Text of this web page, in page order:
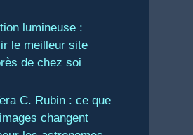
lumineuse :
le meilleur site
de chez soi
C. Rubin : ce que
changent